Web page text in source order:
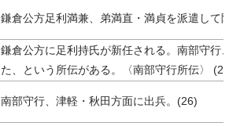
鎌倉公方足利満兼、弟満直・満貞を派遣して陸
鎌倉公方に足利持氏が新任される。南部守行、
た、という所伝がある。〈南部守行所伝〉 (26)
南部守行、津軽・秋田方面に出兵。(26)